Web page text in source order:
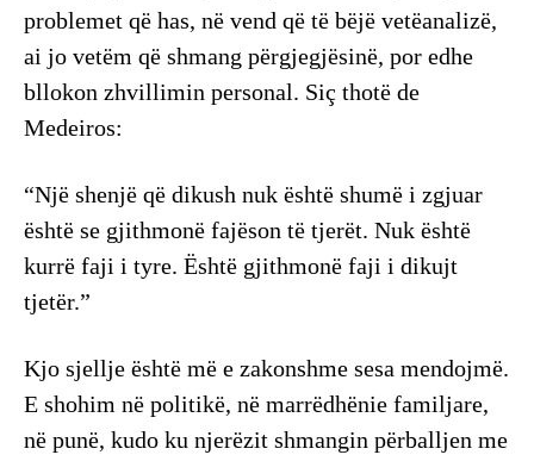
problemet që has, në vend që të bëjë vetëanalizë,
ai jo vetëm që shmang përgjegjësinë, por edhe
bllokon zhvillimin personal. Siç thotë de
Medeiros:
“Një shenjë që dikush nuk është shumë i zgjuar
është se gjithmonë fajëson të tjerët. Nuk është
kurrë faji i tyre. Është gjithmonë faji i dikujt
tjetër.”
Kjo sjellje është më e zakonshme sesa mendojmë.
E shohim në politikë, në marrëdhënie familjare,
në punë, kudo ku njerëzit shmangin përballjen me